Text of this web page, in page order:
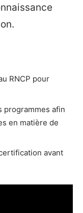
RNCP pour
programmes afin
en matière de
avant